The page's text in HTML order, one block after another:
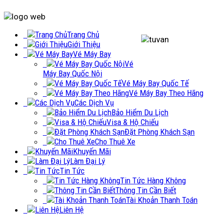
Trang Chủ
Giới Thiệu
Vé Máy Bay
Vé
Máy Bay Quốc Nội
Vé Máy Bay Quốc Tế
Vé Máy Bay Theo Hãng
Các Dịch Vụ
Bảo Hiểm Du Lịch
Visa & Hộ Chiếu
Đặt Phòng Khách Sạn
Cho Thuê Xe
Khuyến Mãi
Làm Đại Lý
Tin Tức
Tin Tức Hàng Không
Thông Tin Cần Biết
Tài Khoản Thanh Toán
Liên Hệ